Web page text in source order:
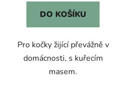
DO KOŠÍKU
Pro kočky žijící převážně v
domácnosti, s kuřecím
masem.